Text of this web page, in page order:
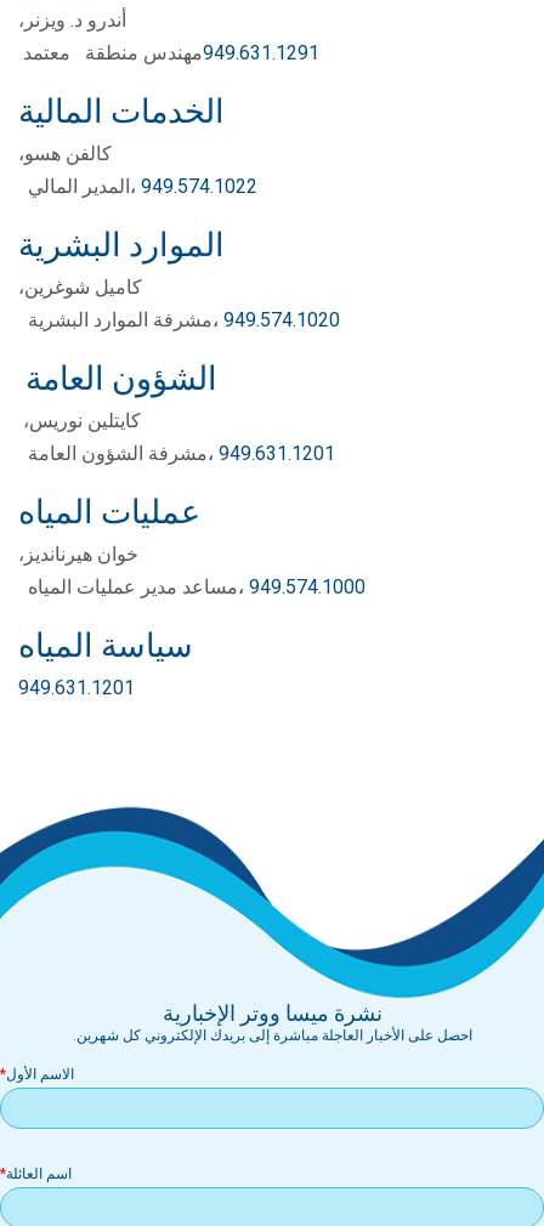
أندرو د. ويزنر،
مهندس منطقة معتمد949.631.1291
الخدمات المالية
كالفن هسو،
المدير المالي، 949.574.1022
الموارد البشرية
كاميل شوغرين،
مشرفة الموارد البشرية، 949.574.1020
الشؤون العامة
كايتلين نوريس،
مشرفة الشؤون العامة، 949.631.1201
عمليات المياه
خوان هيرنانديز،
مساعد مدير عمليات المياه، 949.574.1000
سياسة المياه
949.631.1201
نشرة ميسا ووتر الإخبارية
احصل على الأخبار العاجلة مباشرة إلى بريدك الإلكتروني كل شهرين.
الاسم الأول
اسم العائلة